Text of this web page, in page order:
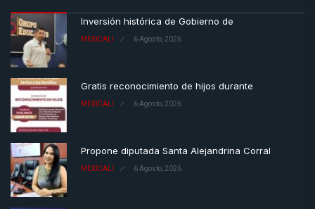
Inversión histórica de Gobierno de
MEXICALI 6 Agosto, 2026
Gratis reconocimiento de hijos durante
MEXICALI 6 Agosto, 2026
Propone diputada Santa Alejandrina Corral
MEXICALI 6 Agosto, 2026